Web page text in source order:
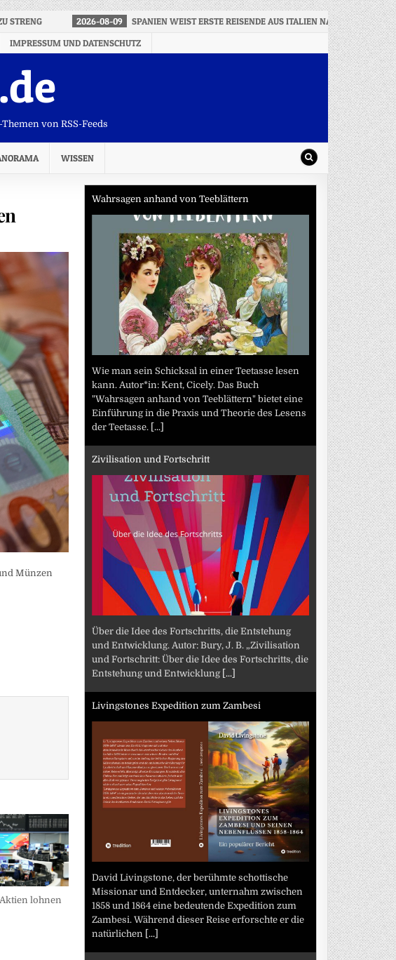
STRENG 2026-08-09
SPANIEN WEIST ERSTE REISENDE AUS ITALIEN NACH
IMPRESSUM UND DATENSCHUTZ
von RSS-Feeds
WISSEN
Münzen
lohnen
Wahrsagen anhand von Teeblättern
Wie man sein Schicksal in einer Teetasse lesen
kann. Autor*in: Kent, Cicely. Das Buch
"Wahrsagen anhand von Teeblättern" bietet eine
Einführung in die Praxis und Theorie des Lesens
der Teetasse. [...]
Zivilisation und Fortschritt
Über die Idee des Fortschritts, die Entstehung
und Entwicklung. Autor: Bury, J. B. „Zivilisation
und Fortschritt: Über die Idee des Fortschritts, die
Entstehung und Entwicklung [...]
Livingstones Expedition zum Zambesi
David Livingstone, der berühmte schottische
Missionar und Entdecker, unternahm zwischen
1858 und 1864 eine bedeutende Expedition zum
Zambesi. Während dieser Reise erforschte er die
natürlichen [...]